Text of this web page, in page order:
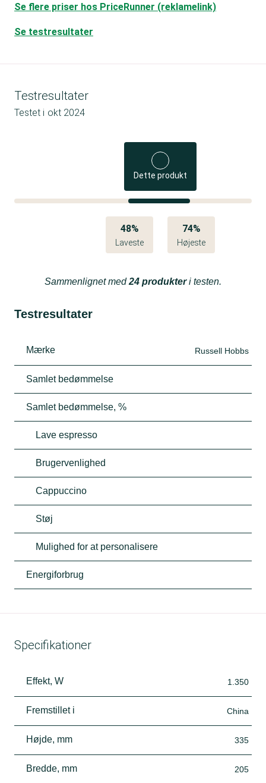
Se flere priser hos PriceRunner (reklamelink)
Se testresultater
Testresultater
Testet i okt 2024
Dette produkt
48%
Laveste
74%
Højeste
Sammenlignet med24 produkteri testen.
Testresultater
Mærke Russell Hobbs
Samlet bedømmelse
Samlet bedømmelse, %
Lave espresso
Brugervenlighed
Cappuccino
Støj
Mulighed for at personalisere
Energiforbrug
Specifikationer
Effekt, W 1.350
Fremstillet i China
Højde, mm 335
Bredde, mm 205